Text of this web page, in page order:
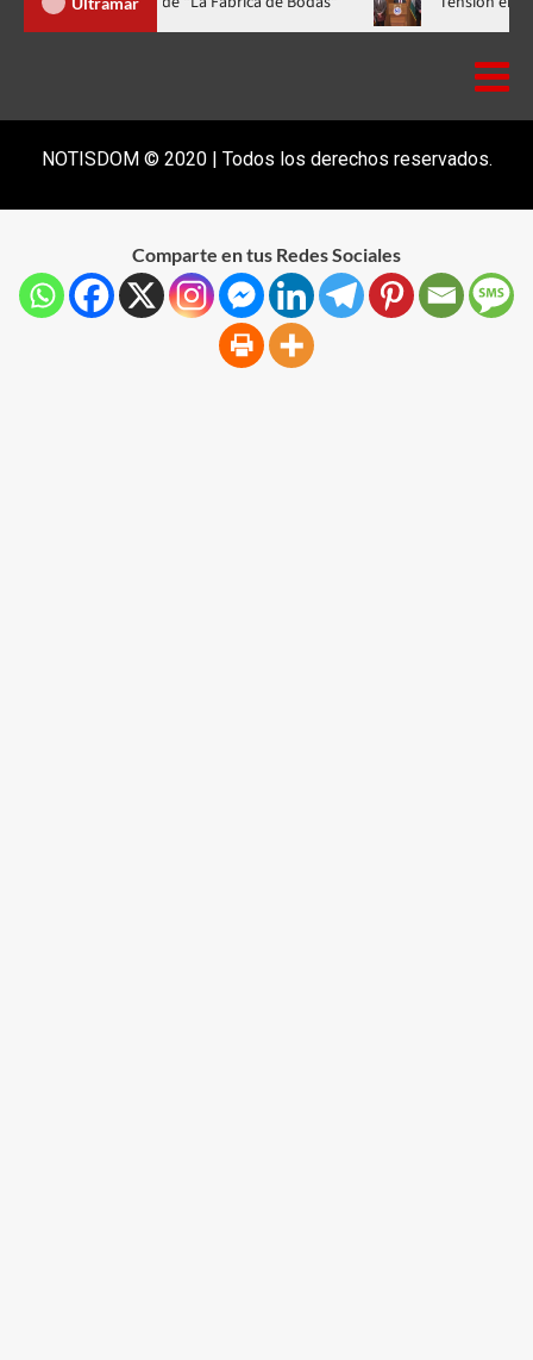
NOTISDOM © 2020 | Todos los derechos reservados.
Comparte en tus Redes Sociales